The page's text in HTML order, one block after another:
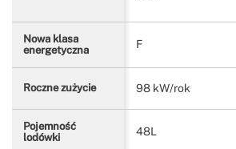
Nowa klasa
energetyczna
F
Roczne zużycie 98 kW/rok
Pojemność
lodówki
48L